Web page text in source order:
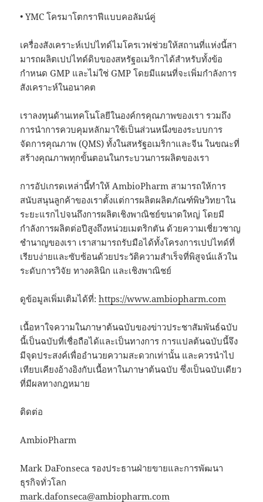
• YMC โครมาโตกราฟีแบบคอลัมน์คู่
เครื่องสังเคราะห์เปปไทด์ไมโครเวฟช่วยให้สถานที่แห่งนี้สา
มารถผลิตเปปไทด์ดิบของสหรัฐอเมริกาได้สำหรับทั้งข้อ
กำหนด GMP และไม่ใช่ GMP โดยมีแผนที่จะเพิ่มกำลังการ
สังเคราะห์ในอนาคต
เราลงทุนด้านเทคโนโลยีในองค์กรคุณภาพของเรา รวมถึง
การนำการควบคุมหลักมาใช้เป็นส่วนหนึ่งของระบบการ
จัดการคุณภาพ (QMS) ทั้งในสหรัฐอเมริกาและจีน ในขณะที่
สร้างคุณภาพทุกขั้นตอนในกระบวนการผลิตของเรา
การอัปเกรดเหล่านี้ทำให้ AmbioPharm สามารถให้การ
สนับสนุนลูกค้าของเราตั้งแต่การผลิตผลิตภัณฑ์พิษวิทยาใน
ระยะแรกไปจนถึงการผลิตเชิงพาณิชย์ขนาดใหญ่ โดยมี
กำลังการผลิตต่อปีสูงถึงหน่วยเมตริกตัน ด้วยความเชี่ยวชาญ
ชำนาญของเรา เราสามารถรับมือได้ทั้งโครงการเปปไทด์ที่
เรียบง่ายและซับซ้อนด้วยประวัติความสำเร็จที่พิสูจน์แล้วใน
ระดับการวิจัย ทางคลินิก และเชิงพาณิชย์
ดูข้อมูลเพิ่มเติมได้ที่:https://www.ambiopharm.com
เนื้อหาใจความในภาษาต้นฉบับของข่าวประชาสัมพันธ์ฉบับ
นี้เป็นฉบับที่เชื่อถือได้และเป็นทางการ การแปลต้นฉบับนี้จึง
มีจุดประสงค์เพื่ออำนวยความสะดวกเท่านั้น และควรนำไป
เทียบเคียงอ้างอิงกับเนื้อหาในภาษาต้นฉบับ ซึ่งเป็นฉบับเดียว
ที่มีผลทางกฎหมาย
ติดต่อ
AmbioPharm
Mark DaFonseca รองประธานฝ่ายขายและการพัฒนา
ธุรกิจทั่วโลก
mark.dafonseca@ambiopharm.com